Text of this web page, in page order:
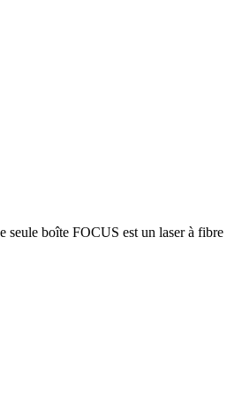
seule boîte FOCUS est un laser à